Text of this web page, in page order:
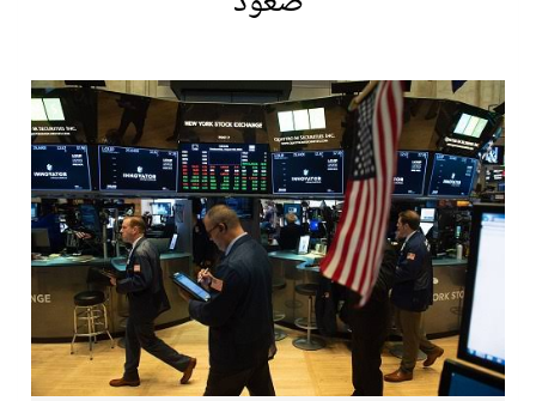
تنافس قوي بين كبرى الإسطبلات في ثاني أسابيع موسم سباقات الرياض
سيل الخير يروي ملاعب الكوكب
كأس العالم للرياضات الإلكترونية شاهد على ريادة المملكة والنهضة الشاملة فيها
المنتخب السعودي ينافس (64) دولة في أولمبياد الفلك والفيزياء الفلكية الدولي بالهند
كأس العالم للرياضات الإلكترونية: فريق Karmine Corp الفرنسي بطلًا لبطولة Rocket League